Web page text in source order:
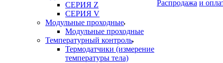
СЕРИЯ Z
СЕРИЯ V
Модульные проходные
Модульные проходные
Температурный контроль
Термодатчики (измерение
температуры тела)
Распродажа и